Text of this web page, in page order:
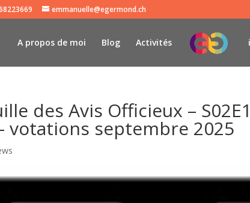
emmanuelle@egermond.ch
A propos de moi Blog Activités
des Avis Officieux –
votations septembre 2025